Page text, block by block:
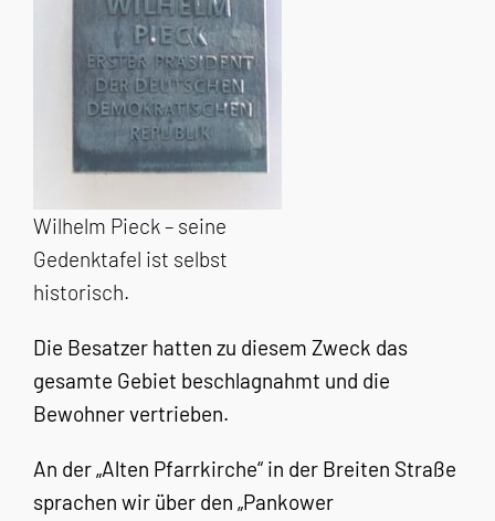
Wilhelm Pieck – seine
Gedenktafel ist selbst
historisch.
Die Besatzer hatten zu diesem Zweck das
gesamte Gebiet beschlagnahmt und die
Bewohner vertrieben.
An der „Alten Pfarrkirche“ in der Breiten Straße
sprachen wir über den „Pankower